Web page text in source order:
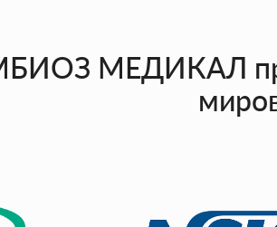
МЕДИКАЛ